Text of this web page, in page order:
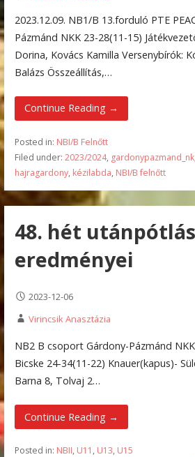
2023.12.09. NB1/B 13.forduló PTE
Pázmánd NKK 23-28(11-15)
Dorina, Kovács Kamilla Versenybírók:
Balázs Összeállítás,…
Continue Reading →
Posted in: NBI/B Felnőtt
Filed under: 2023/2024, gardonypazmand_nk,
hajragardony, kézilabda, NBI/B felnőtt
48. hét utánpótlás
eredményei
2023-12-06
Virincsik Anasztázia
NB2 B csoport Gárdony-Pázmánd
Bicske 24-34(11-22) Knauer(kapus)-
Barna 8, Tolvaj 2…
Continue Reading →
Posted in: NBII, U11 , U13, U15